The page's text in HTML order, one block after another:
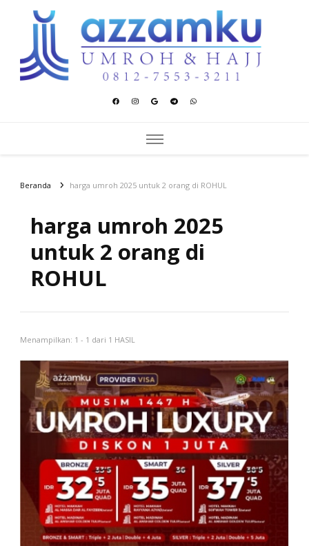
Azzamku Umroh dan Hajj
Beranda harga umroh 2025 untuk 2 orang di ROHUL
harga umroh 2025
untuk 2 orang di
ROHUL
Menampilkan: 1 - 1 dari 1 HASIL